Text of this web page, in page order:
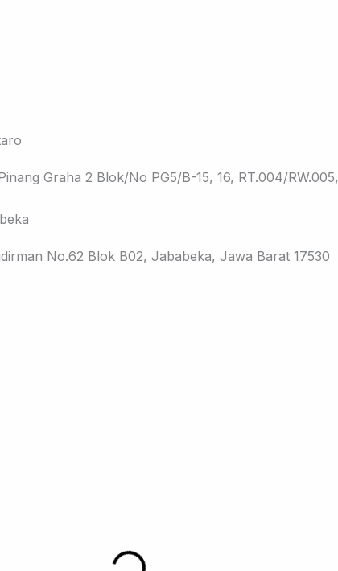
Graha 2 Blok/No PG5/B-15, 16, RT.004/
No.62 Blok B02, Jababeka, Jawa Barat 17530